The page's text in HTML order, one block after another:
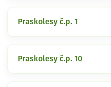
Praskolesy č.p. 1
Praskolesy č.p. 10